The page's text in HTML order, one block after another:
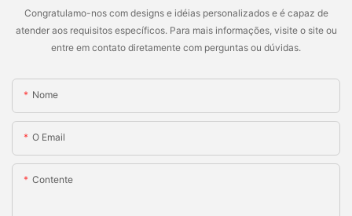
Congratulamo-nos com designs e idéias personalizados e é capaz de
atender aos requisitos específicos. Para mais informações, visite o site ou
entre em contato diretamente com perguntas ou dúvidas.
Nome
O Email
Contente